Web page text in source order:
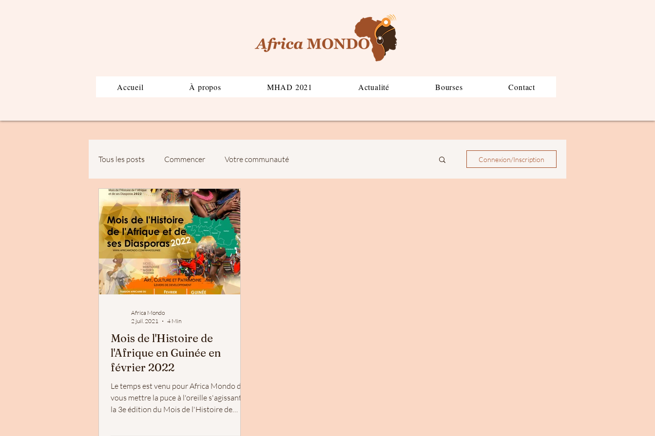
Accueil À propos MHAD 2021 Actualité Bourses Contact
Tous les posts Commencer Votre communauté Connexion/Inscription
Africa Mondo
2 juil. 2021
4 Min
Mois de l'Histoire de
l'Afrique en Guinée en
février 2022
Le temps est venu pour Africa Mondo de
vous mettre la puce à l'oreille s'agissant de
la 3e édition du Mois de l'Histoire de